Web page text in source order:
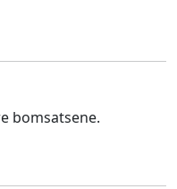
bomsatsene.